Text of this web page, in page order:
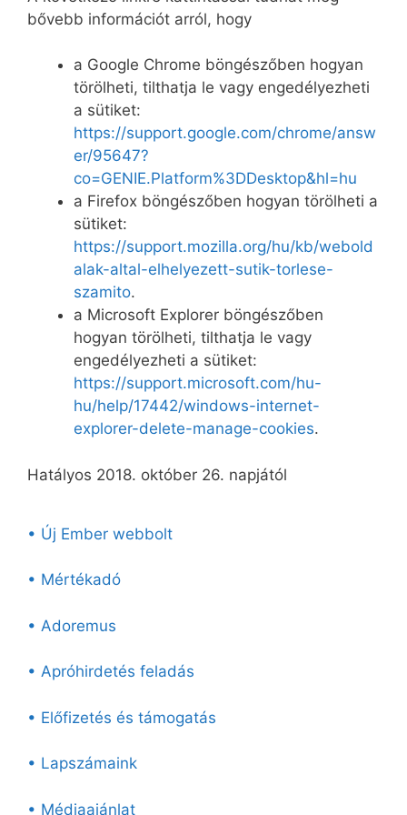
bővebb információt arról, hogy
a Google Chrome böngészőben hogyan
törölheti, tilthatja le vagy engedélyezheti
a sütiket:
https://support.google.com/chrome/answ
er/95647?
co=GENIE.Platform%3DDesktop&hl=hu
a Firefox böngészőben hogyan törölheti a
sütiket:
https://support.mozilla.org/hu/kb/webold
alak-altal-elhelyezett-sutik-torlese-
szamito.
a Microsoft Explorer böngészőben
hogyan törölheti, tilthatja le vagy
engedélyezheti a sütiket:
https://support.microsoft.com/hu-
hu/help/17442/windows-internet-
explorer-delete-manage-cookies.
Hatályos 2018. október 26. napjától
• Új Ember webbolt
• Mértékadó
• Adoremus
• Apróhirdetés feladás
• Előfizetés és támogatás
• Lapszámaink
• Médiaajánlat